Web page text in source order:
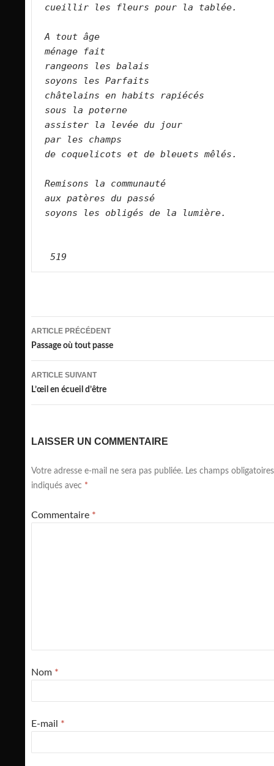
cueillir les fleurs pour la tablée.
A tout âge
ménage fait
rangeons les balais
soyons les Parfaits
châtelains en habits rapiécés
sous la poterne
assister la levée du jour
par les champs
de coquelicots et de bleuets mêlés.
Remisons la communauté
aux patères du passé
soyons les obligés de la lumière.
519
Navigation
des
articles
ARTICLE PRÉCÉDENT
Passage où tout passe
ARTICLE SUIVANT
L’œil en écueil d’être
LAISSER UN COMMENTAIRE
Votre adresse e-mail ne sera pas publiée. Les champs
indiqués avec *
Commentaire *
Nom *
E-mail *